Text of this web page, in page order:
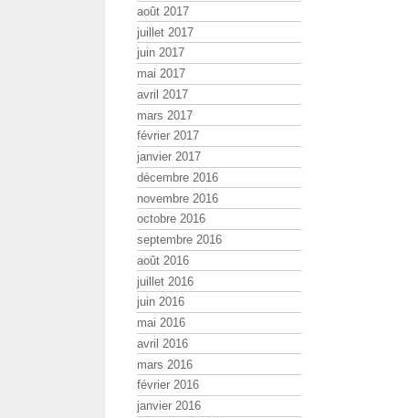
août 2017
juillet 2017
juin 2017
mai 2017
avril 2017
mars 2017
février 2017
janvier 2017
décembre 2016
novembre 2016
octobre 2016
septembre 2016
août 2016
juillet 2016
juin 2016
mai 2016
avril 2016
mars 2016
février 2016
janvier 2016